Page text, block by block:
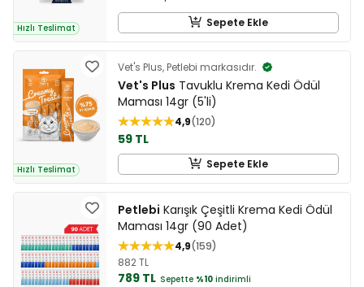
Hızlı Teslimat Sepete Ekle
Hızlı Teslimat
Vet's Plus, Petlebi markasıdır.
Vet's Plus Tavuklu Krema Kedi Ödül
Maması 14gr (5'li)
4,9 120
59 TL
Sepete Ekle
Petlebi Karışık Çeşitli Krema Kedi Ödül
Maması 14gr (90 Adet)
4,9 159
882 TL
789 TL Sepette %10 indirimli